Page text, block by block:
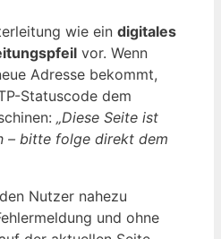
wie ein digitales
vor. Wenn
Adresse bekommt,
Statuscode dem
„Diese Seite ist
– bitte folge direkt dem
Nutzer nahezu
und ohne